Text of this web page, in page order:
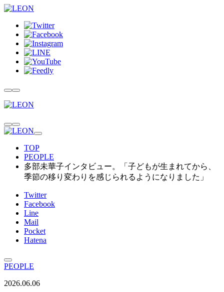
TOP
PEOPLE
多部未華子インタビュー。「子どもが生まれてから、
季節の移り変わりを感じられるようになりました」
Twitter
Facebook
Line
Mail
Pocket
Hatena
PEOPLE
2026.06.06